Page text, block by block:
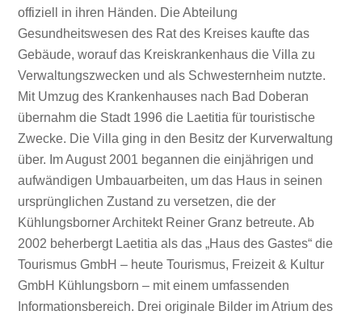
offiziell in ihren Händen. Die Abteilung
Gesundheitswesen des Rat des Kreises kaufte das
Gebäude, worauf das Kreiskrankenhaus die Villa zu
Verwaltungszwecken und als Schwesternheim nutzte.
Mit Umzug des Krankenhauses nach Bad Doberan
übernahm die Stadt 1996 die Laetitia für touristische
Zwecke. Die Villa ging in den Besitz der Kurverwaltung
über. Im August 2001 begannen die einjährigen und
aufwändigen Umbauarbeiten, um das Haus in seinen
ursprünglichen Zustand zu versetzen, die der
Kühlungsborner Architekt Reiner Granz betreute. Ab
2002 beherbergt Laetitia als das „Haus des Gastes“ die
Tourismus GmbH – heute Tourismus, Freizeit & Kultur
GmbH Kühlungsborn – mit einem umfassenden
Informationsbereich. Drei originale Bilder im Atrium des